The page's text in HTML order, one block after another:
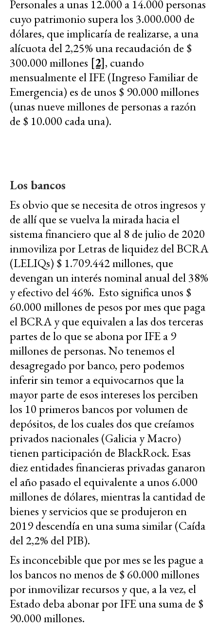
Personales a unas 12.000 a 14.000 personas
cuyo patrimonio supera los 3.000.000 de
dólares, que implicaría de realizarse, a una
alícuota del 2,25% una recaudación de $
300.000 millones [2], cuando
mensualmente el IFE (Ingreso Familiar de
Emergencia) es de unos $ 90.000 millones
(unas nueve millones de personas a razón
de $ 10.000 cada una).
Los bancos
Es obvio que se necesita de otros ingresos y
de allí que se vuelva la mirada hacia el
sistema financiero que al 8 de julio de 2020
inmoviliza por Letras de liquidez del BCRA
(LELIQs) $ 1.709.442 millones, que
devengan un interés nominal anual del 38%
y efectivo del 46%. Esto significa unos $
60.000 millones de pesos por mes que paga
el BCRA y que equivalen a las dos terceras
partes de lo que se abona por IFE a 9
millones de personas. No tenemos el
desagregado por banco, pero podemos
inferir sin temor a equivocarnos que la
mayor parte de esos intereses los perciben
los 10 primeros bancos por volumen de
depósitos, de los cuales dos que creíamos
privados nacionales (Galicia y Macro)
tienen participación de BlackRock. Esas
diez entidades financieras privadas ganaron
el año pasado el equivalente a unos 6.000
millones de dólares, mientras la cantidad de
bienes y servicios que se produjeron en
2019 descendía en una suma similar (Caída
del 2,2% del PIB).
Es inconcebible que por mes se les pague a
los bancos no menos de $ 60.000 millones
por inmovilizar recursos y que, a la vez, el
Estado deba abonar por IFE una suma de $
90.000 millones.